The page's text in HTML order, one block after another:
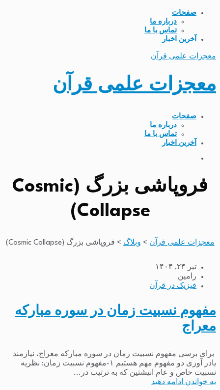
صفحات
درباره ما
تماس با ما
آخرین اخبار
معجزات علمی قرآن
معجزات علمی قرآن
صفحات
درباره ما
تماس با ما
آخرین اخبار
فروپاشی بزرگ (Cosmic
Collapse)
معجزات علمی قرآن > وبلاگ > فروپاشی بزرگ (Cosmic Collapse)
تیر ۲۴, ۱۴۰۴
رامین
فیزیک در قرآن
مفهوم نسبیت زمان در سوره مبارکه
معراج
برای برسی مفهوم نسبیت زمان در سوره مبارکه معراج، نیازمند
یادر آوری دو مفهوم مهم هستیم ۱-مفهوم نسبیت زمان: نظریه
نسبیت خاص و عام انیشتین که به ترتیب در...
به خواندن ادامه دهید